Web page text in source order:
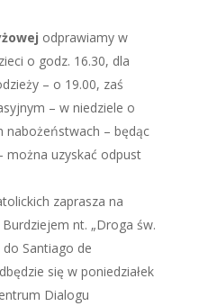
odprawiamy w
o godz. 16.30, dla
– o 19.00, zaś
– w niedziele o
nabożeństwach – będąc
można uzyskać odpust
zaprasza na
nt. „Droga św.
do Santiago de
się w poniedziałek
Dialogu